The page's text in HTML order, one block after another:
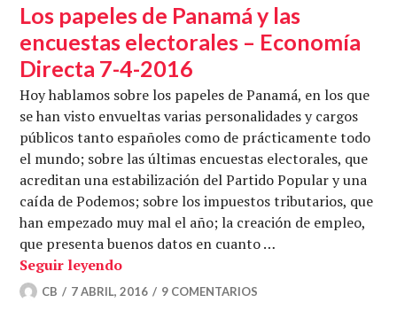
Los papeles de Panamá y las
encuestas electorales – Economía
Directa 7-4-2016
Hoy hablamos sobre los papeles de Panamá, en los que
se han visto envueltas varias personalidades y cargos
públicos tanto españoles como de prácticamente todo
el mundo; sobre las últimas encuestas electorales, que
acreditan una estabilización del Partido Popular y una
caída de Podemos; sobre los impuestos tributarios, que
han empezado muy mal el año; la creación de empleo,
que presenta buenos datos en cuanto …
Seguir leyendoLos papeles de Panamá y las
CB 7 ABRIL, 2016 9 COMENTARIOS